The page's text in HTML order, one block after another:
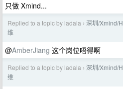
只做 Xmind...
Replied to a topic by ladala › 深圳/Xmind/
维
@AmberJiang 这个岗位唔得啊
Replied to a topic by ladala › 深圳/Xmind/
维